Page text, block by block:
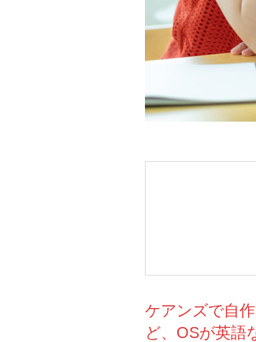
ケアンズで自
ど、OSが英語